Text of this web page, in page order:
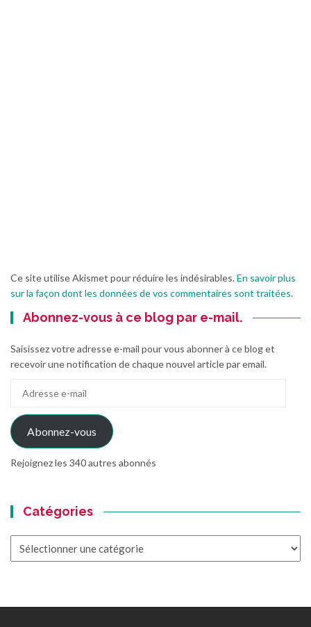
Ce site utilise Akismet pour réduire les indésirables.En savoir plus
sur la façon dont les données de vos commentaires sont traitées.
Abonnez-vous à ce blog par e-mail.
Saisissez votre adresse e-mail pour vous abonner à ce blog et
recevoir une notification de chaque nouvel article par email.
mail
Abonnez-vous
Rejoignez les 340 autres abonnés
Catégories